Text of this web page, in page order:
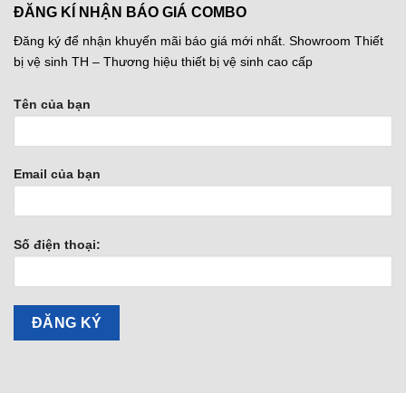
ĐĂNG KÍ NHẬN BÁO GIÁ COMBO
Đăng ký để nhận khuyến mãi báo giá mới nhất. Showroom Thiết
bị vệ sinh TH – Thương hiệu thiết bị vệ sinh cao cấp
Tên của bạn
Email của bạn
Số điện thoại: